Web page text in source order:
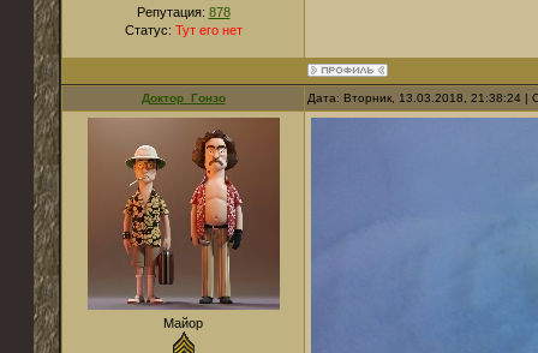
Репутация: 878
Статус: Тут его нет
Доктор_Гонзо Дата: Вторник, 13.03.2018, 21:38:24
Майор